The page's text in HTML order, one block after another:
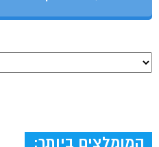
המומלצים ביותר: